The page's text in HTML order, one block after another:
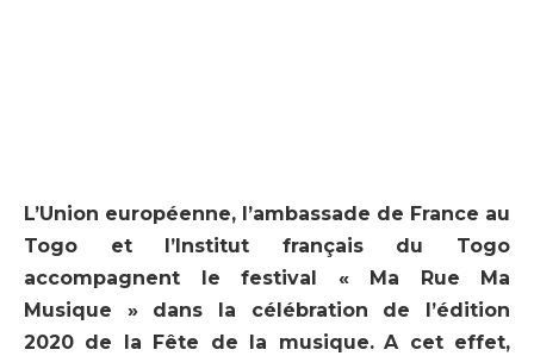
L’Union européenne, l’ambassade de France au
Togo et l’Institut français du Togo
accompagnent le festival « Ma Rue Ma
Musique » dans la célébration de l’édition
2020 de la Fête de la musique. A cet effet,